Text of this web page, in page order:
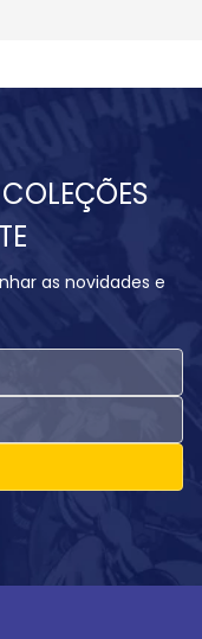
as novidades e